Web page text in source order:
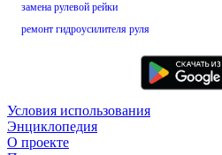
замена рулевой рейки
ремонт гидроусилителя руля
Условия использования
Энциклопедия
О проекте